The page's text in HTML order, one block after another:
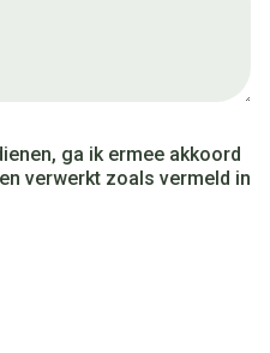
ga ik ermee akkoord
verwerkt zoals vermeld in